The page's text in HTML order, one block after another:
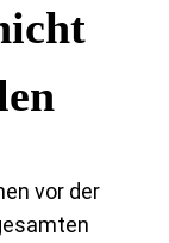
vor der